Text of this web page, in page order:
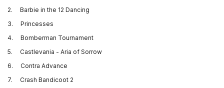
2. Barbie in the 12 Dancing
3. Princesses
4. Bomberman Tournament
5. Castlevania - Aria of Sorrow
6. Contra Advance
7. Crash Bandicoot 2